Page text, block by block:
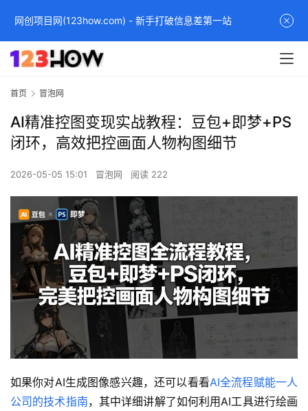
首页 冒泡网
AI精准控图变现实战教程：豆包+即梦+PS
闭环，高效把控画面人物构图细节
2026-05-05 15:01 冒泡网 阅读 222
如果你对AI生成图像感兴趣，还可以看看AI全流程赋能一人
公司的技术指南，其中详细讲解了如何利用AI工具进行绘画
网创项目网(123how.com) - 新手打破信息差第一站